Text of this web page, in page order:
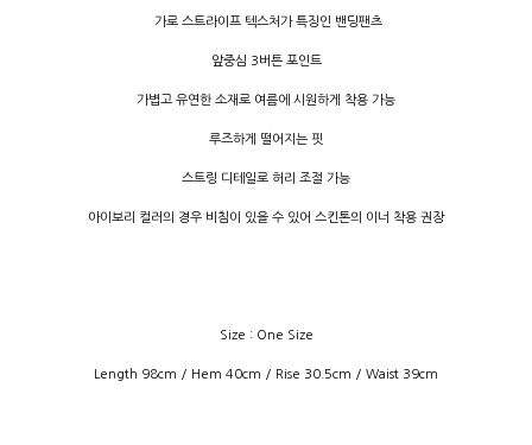
가로 스트라이프 텍스처가 특징인 밴딩팬츠
앞중심 3버튼 포인트
가볍고 유연한 소재로 여름에 시원하게 착용 가능
루즈하게 떨어지는 핏
스트링 디테일로 허리 조절 가능
아이보리 컬러의 경우 비침이 있을 수 있어 스킨톤의 이너 착용 권장
Size : One Size
Length 98cm / Hem 40cm / Rise 30.5cm / Waist 39cm